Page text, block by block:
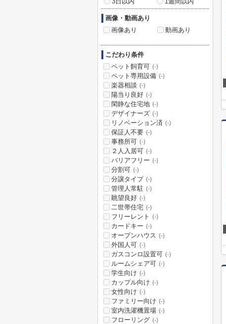
画像・動画あり
画像あり
動画あり
こだわり条件
ペット飼育可 (-)
ペット専用設備 (-)
楽器相談 (-)
陽当り良好 (-)
閑静な住宅地 (-)
デザイナーズ (-)
リノベーション済 (-)
保証人不要 (-)
事務所可 (-)
２人入居可 (-)
バリアフリー (-)
分割可 (-)
分譲タイプ (-)
管理人常駐 (-)
眺望良好 (-)
二世帯住宅 (-)
フリーレント (-)
カードキー (-)
オープンハウス (-)
外国人可 (-)
ガスコンロ設置可 (-)
ルームシェア可 (-)
学生向け (-)
カップル向け (-)
女性向け (-)
ファミリー向け (-)
室内洗濯機置場 (-)
フローリング (-)